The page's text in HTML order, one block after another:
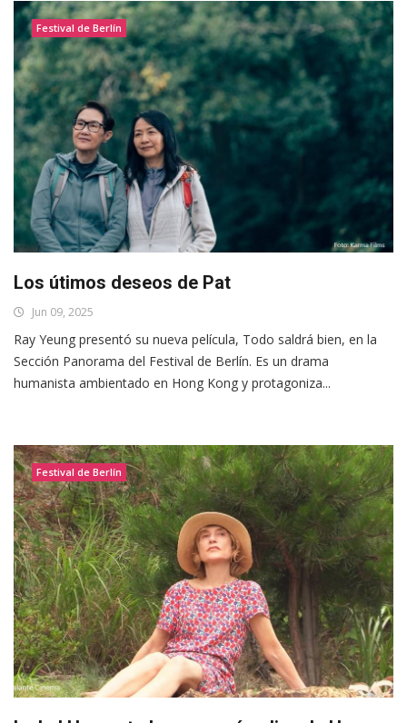
Festival de Berlín
Los útimos deseos de Pat
Jun 09, 2025
Ray Yeung presentó su nueva película, Todo saldrá bien, en la
Sección Panorama del Festival de Berlín. Es un drama
humanista ambientado en Hong Kong y protagoniza...
Festival de Berlín